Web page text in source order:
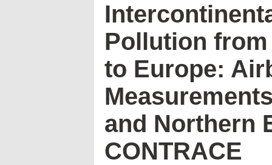
Pollution
to Europe:
and Northern
CONTRACE